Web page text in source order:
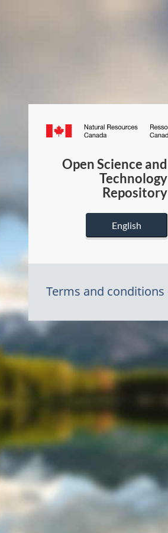
Canada.ca
Open Science and
Technology
Repository
English
Terms and conditions